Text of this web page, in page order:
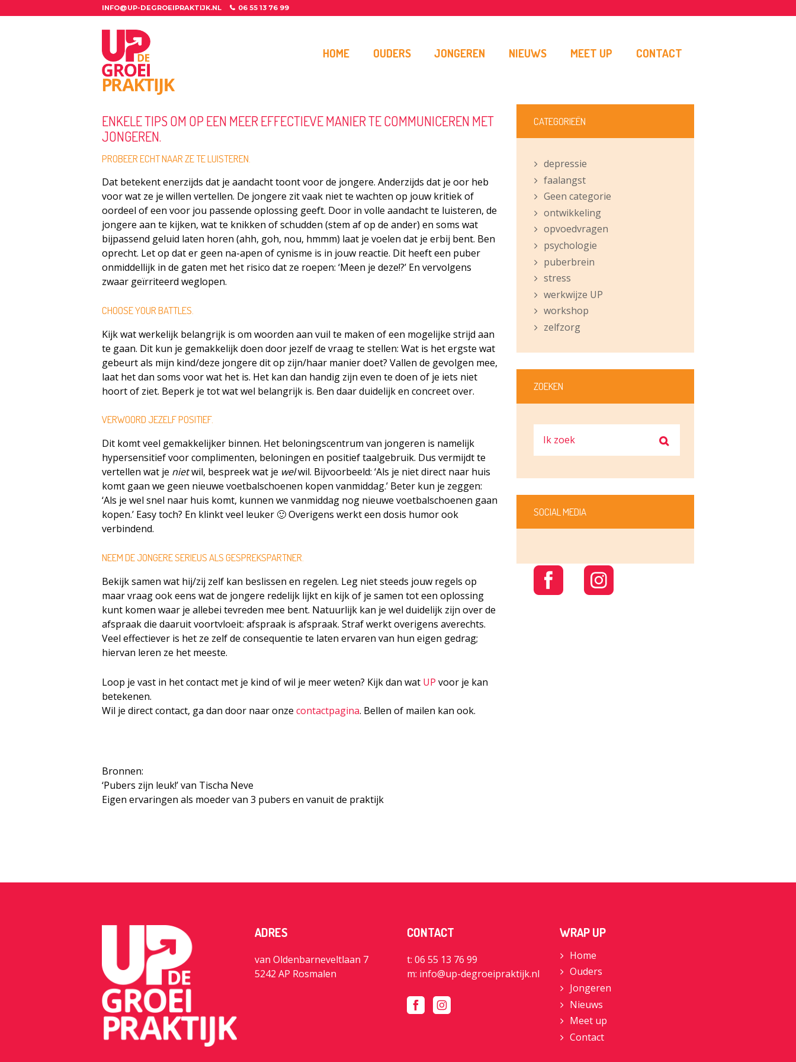
INFO@UP-DEGROEIPRAKTIJK.NL 06 55 13 76 99
HOME OUDERS JONGEREN NIEUWS MEET UP CONTACT
ENKELE TIPS OM OP EEN MEER EFFECTIEVE MANIER TE COMMUNICEREN MET
JONGEREN.
PROBEER ECHT NAAR ZE TE LUISTEREN.
Dat betekent enerzijds dat je aandacht toont voor de jongere. Anderzijds dat je oor heb
voor wat ze je willen vertellen. De jongere zit vaak niet te wachten op jouw kritiek of
oordeel of een voor jou passende oplossing geeft. Door in volle aandacht te luisteren, de
jongere aan te kijken, wat te knikken of schudden (stem af op de ander) en soms wat
bijpassend geluid laten horen (ahh, goh, nou, hmmm) laat je voelen dat je erbij bent. Ben
oprecht. Let op dat er geen na-apen of cynisme is in jouw reactie. Dit heeft een puber
onmiddellijk in de gaten met het risico dat ze roepen: ‘Meen je deze!?’ En vervolgens
zwaar geïrriteerd weglopen.
CHOOSE YOUR BATTLES.
Kijk wat werkelijk belangrijk is om woorden aan vuil te maken of een mogelijke strijd aan
te gaan. Dit kun je gemakkelijk doen door jezelf de vraag te stellen: Wat is het ergste wat
gebeurt als mijn kind/deze jongere dit op zijn/haar manier doet? Vallen de gevolgen mee,
laat het dan soms voor wat het is. Het kan dan handig zijn even te doen of je iets niet
hoort of ziet. Beperk je tot wat wel belangrijk is. Ben daar duidelijk en concreet over.
VERWOORD JEZELF POSITIEF.
Dit komt veel gemakkelijker binnen. Het beloningscentrum van jongeren is namelijk
hypersensitief voor complimenten, beloningen en positief taalgebruik. Dus vermijdt te
vertellen wat je nietwil, bespreek wat je welwil. Bijvoorbeeld: ‘Als je niet direct naar huis
komt gaan we geen nieuwe voetbalschoenen kopen vanmiddag.’ Beter kun je zeggen:
‘Als je wel snel naar huis komt, kunnen we vanmiddag nog nieuwe voetbalschoenen gaan
kopen.’ Easy toch? En klinkt veel leuker 🙂 Overigens werkt een dosis humor ook
verbindend.
NEEM DE JONGERE SERIEUS ALS GESPREKSPARTNER.
Bekijk samen wat hij/zij zelf kan beslissen en regelen. Leg niet steeds jouw regels op
maar vraag ook eens wat de jongere redelijk lijkt en kijk of je samen tot een oplossing
kunt komen waar je allebei tevreden mee bent. Natuurlijk kan je wel duidelijk zijn over de
afspraak die daaruit voortvloeit: afspraak is afspraak. Straf werkt overigens averechts.
Veel effectiever is het ze zelf de consequentie te laten ervaren van hun eigen gedrag;
hiervan leren ze het meeste.
Loop je vast in het contact met je kind of wil je meer weten? Kijk dan wat UP voor je kan
betekenen.
Wil je direct contact, ga dan door naar onze contactpagina. Bellen of mailen kan ook.
Bronnen:
‘Pubers zijn leuk!’ van Tischa Neve
Eigen ervaringen als moeder van 3 pubers en vanuit de praktijk
CATEGORIEËN
depressie
faalangst
Geen categorie
ontwikkeling
opvoedvragen
psychologie
puberbrein
stress
werkwijze UP
workshop
zelfzorg
ZOEKEN
SOCIAL MEDIA
ADRES
van Oldenbarneveltlaan 7
5242 AP Rosmalen
CONTACT
t: 06 55 13 76 99
m: info@up-degroeipraktijk.nl
WRAP UP
Home
Ouders
Jongeren
Nieuws
Meet up
Contact